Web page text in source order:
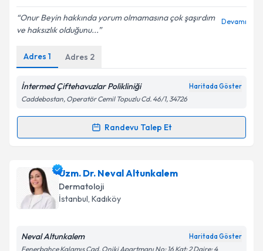
Kişisel verilerimin işlenmesine ilişkin
Metni'ni okudum ve kişisel verilerimin belirtilen
kapsamda işlenmesini kabul ediyorum.
Takvim Talebini Gönder
Onur Beyin hakkında yorum olmamasına çok şaşırdım
ve haksızlık olduğunu...
Devamı
Adres 1 Adres 2
İntermed Çiftehavuzlar Polikliniği Haritada Göster
Caddebostan, Operatör Cemil Topuzlu Cd. 46/1, 34726
Randevu Talep Et
Randevu Takvimi Talebi
Uzm. Dr. Onur Çapkaniçin randevu takvimi talebi
oluşturun. Size bu uzmandan randevu almanız için bir
takvim hazırlandığında e-posta ile bilgilendireceğiz.
Uzm. Dr. Neval Altunkalem
Dermatoloji
İstanbul, Kadıköy
Neval Altunkalem Haritada Göster
Fenerbahçe Kalamış Cad. Oniki Apartmanı No: 16 Kat: 2 Daire: 4